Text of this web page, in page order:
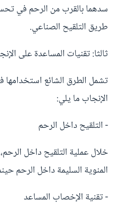
سدهما بالقرب من الرحم في
طريق التلقيح الصناعي.
ثالثا: تقنيات المساعدة على
تشمل الطرق الشائع استخدامها
الإنجاب ما يلي:
- التلقيح داخل الرحم
خلال عملية التلقيح داخل
المنوية السليمة داخل الرحم
- تقنية الإخصاب المساعد